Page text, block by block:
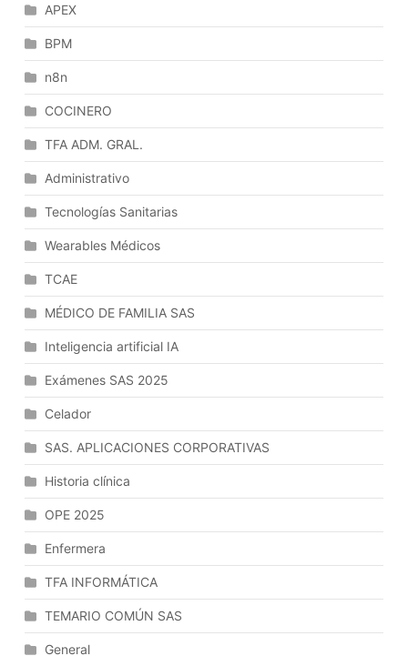
APEX
BPM
n8n
COCINERO
TFA ADM. GRAL.
Administrativo
Tecnologías Sanitarias
Wearables Médicos
TCAE
MÉDICO DE FAMILIA SAS
Inteligencia artificial IA
Exámenes SAS 2025
Celador
SAS. APLICACIONES CORPORATIVAS
Historia clínica
OPE 2025
Enfermera
TFA INFORMÁTICA
TEMARIO COMÚN SAS
General